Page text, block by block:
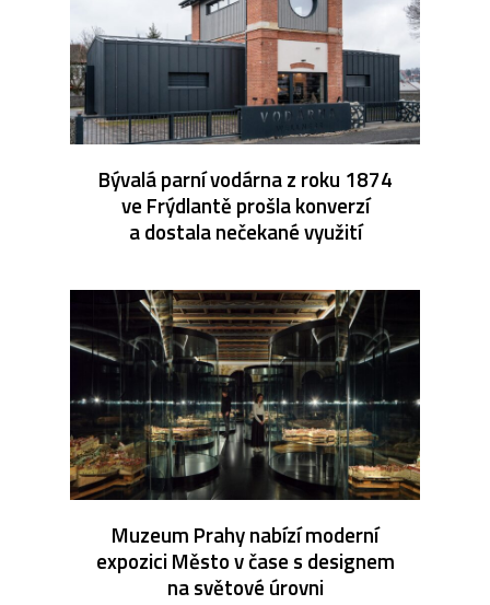
Bývalá parní vodárna z roku 1874
ve Frýdlantě prošla konverzí
a dostala nečekané využití
Muzeum Prahy nabízí moderní
expozici Město v čase s designem
na světové úrovni